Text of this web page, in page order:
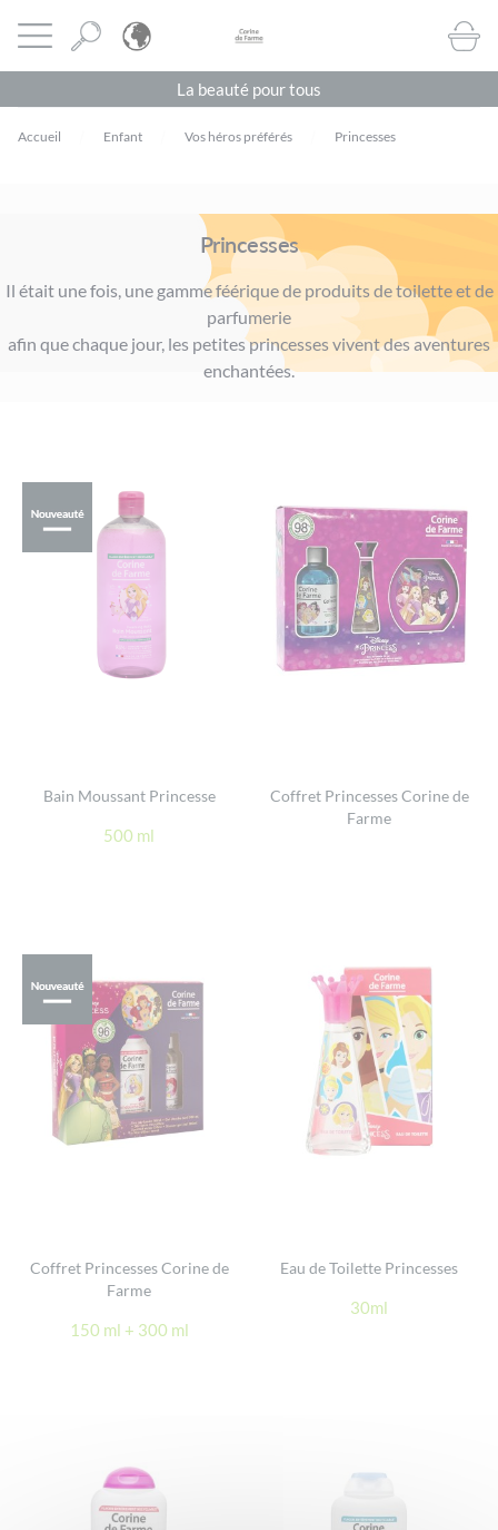
Ouvrir le menu CORINE DE FARME BE
La beauté pour tous
Accueil Enfant Vos héros préférés Princesses
Princesses
Il était une fois, une gamme féérique de produits de toilette et de
parfumerie
afin que chaque jour, les petites princesses vivent des aventures
enchantées.
Bain Moussant Princesse
500 ml
Coffret Princesses Corine de
Farme
Coffret Princesses Corine de
Farme
150 ml + 300 ml
Eau de Toilette Princesses
30ml